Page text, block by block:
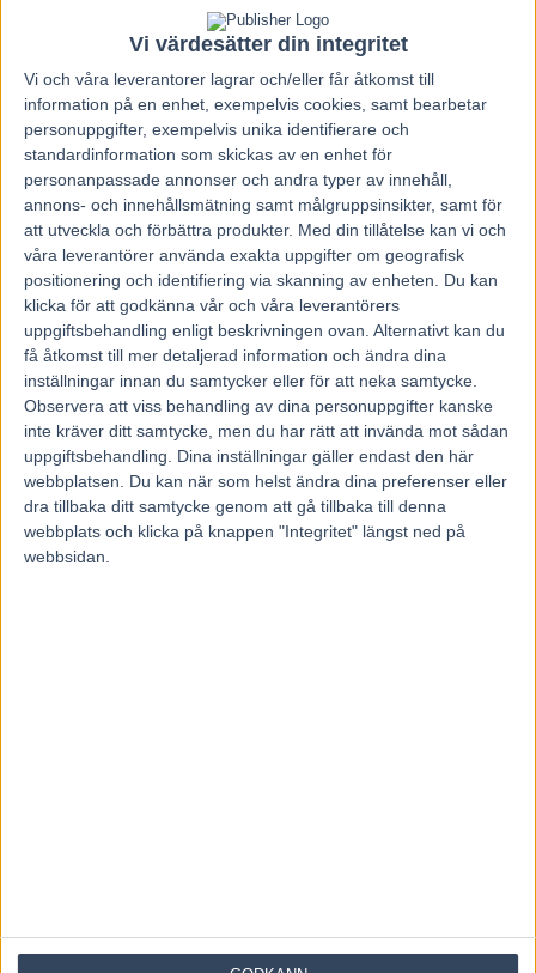
Vi värdesätter din integritet
Vi och våra leverantorer lagrar och/eller får åtkomst till
information på en enhet, exempelvis cookies, samt bearbetar
personuppgifter, exempelvis unika identifierare och
standardinformation som skickas av en enhet för
personanpassade annonser och andra typer av innehåll,
annons- och innehållsmätning samt målgruppsinsikter, samt för
att utveckla och förbättra produkter. Med din tillåtelse kan vi och
våra leverantörer använda exakta uppgifter om geografisk
positionering och identifiering via skanning av enheten. Du kan
klicka för att godkänna vår och våra leverantörers
uppgiftsbehandling enligt beskrivningen ovan. Alternativt kan du
få åtkomst till mer detaljerad information och ändra dina
inställningar innan du samtycker eller för att neka samtycke.
Observera att viss behandling av dina personuppgifter kanske
inte kräver ditt samtycke, men du har rätt att invända mot sådan
uppgiftsbehandling. Dina inställningar gäller endast den här
webbplatsen. Du kan när som helst ändra dina preferenser eller
dra tillbaka ditt samtycke genom att gå tillbaka till denna
webbplats och klicka på knappen "Integritet" längst ned på
webbsidan.